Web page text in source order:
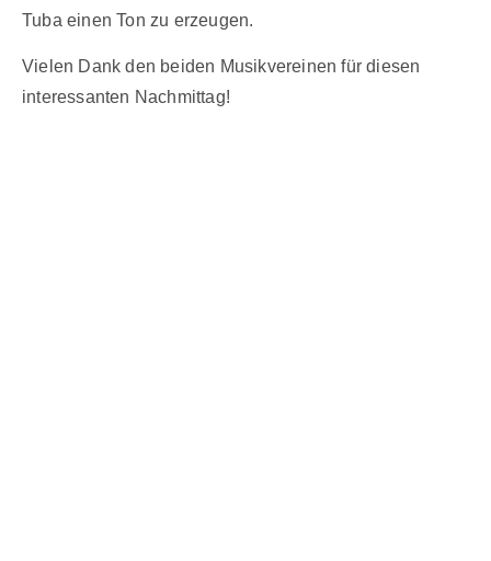
Tuba einen Ton zu erzeugen.
Vielen Dank den beiden Musikvereinen für diesen
interessanten Nachmittag!